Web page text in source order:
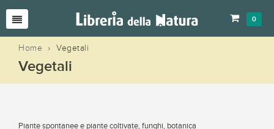
0
Home › Vegetali
Vegetali
Piante spontanee e piante coltivate, funghi, botanica